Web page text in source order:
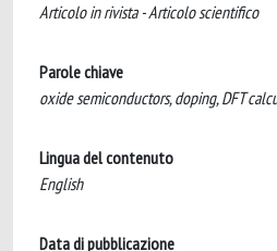
Articolo in rivista - Articolo scientifico
Parole chiave
oxide semiconductors, doping, DFT
Lingua del contenuto
English
Data di pubblicazione